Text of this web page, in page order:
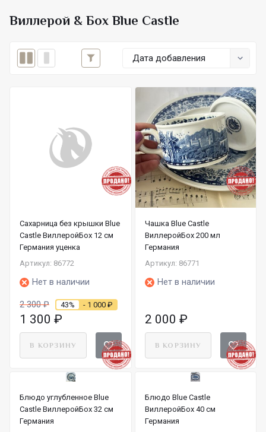
Виллерой & Бох Blue Castle
Дата добавления
Сахарница без крышки Blue
Castle ВиллеройБох 12 см
Германия уценка
Артикул: 86772
Нет в наличии
2 300₽ 43% - 1 000 ₽
1 300 ₽
В КОРЗИНУ
Чашка Blue Castle
ВиллеройБох 200 мл
Германия
Артикул: 86771
Нет в наличии
2 000 ₽
В КОРЗИНУ
Блюдо углубленное Blue
Castle ВиллеройБох 32 см
Германия
Блюдо Blue Castle
ВиллеройБох 40 см
Германия